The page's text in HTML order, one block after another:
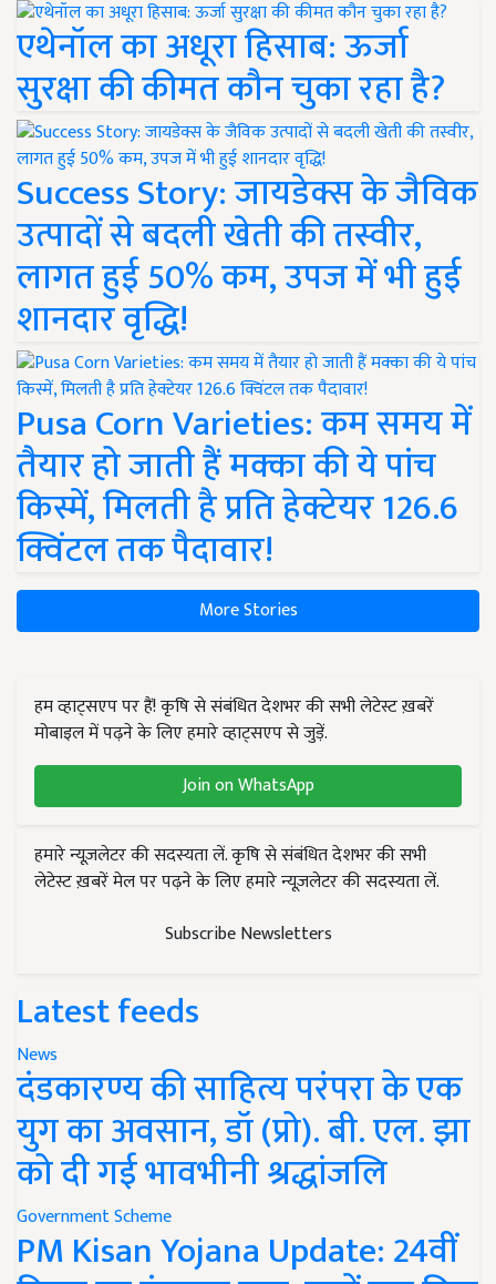
एथेनॉल का अधूरा हिसाब: ऊर्जा
सुरक्षा की कीमत कौन चुका रहा है?
Success Story: जायडेक्स के जैविक
उत्पादों से बदली खेती की तस्वीर,
लागत हुई 50% कम, उपज में भी हुई
शानदार वृद्धि!
Pusa Corn Varieties: कम समय में
तैयार हो जाती हैं मक्का की ये पांच
किस्में, मिलती है प्रति हेक्टेयर 126.6
क्विंटल तक पैदावार!
More Stories
हम व्हाट्सएप पर हैं! कृषि से संबंधित देशभर की सभी लेटेस्ट ख़बरें
मोबाइल में पढ़ने के लिए हमारे व्हाट्सएप से जुड़ें.
Join on WhatsApp
हमारे न्यूज़लेटर की सदस्यता लें. कृषि से संबंधित देशभर की सभी
लेटेस्ट ख़बरें मेल पर पढ़ने के लिए हमारे न्यूज़लेटर की सदस्यता लें.
Subscribe Newsletters
Latest feeds
News
दंडकारण्य की साहित्य परंपरा के एक
युग का अवसान, डॉ (प्रो). बी. एल. झा
को दी गई भावभीनी श्रद्धांजलि
Government Scheme
PM Kisan Yojana Update: 24वीं